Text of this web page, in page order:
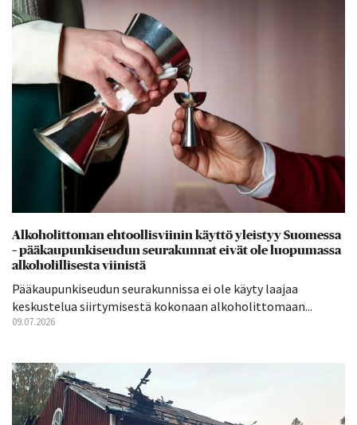
Alkoholittoman ehtoollisviinin käyttö yleistyy Suomessa
– pääkaupunkiseudun seurakunnat eivät ole luopumassa
alkoholillisesta viinistä
Pääkaupunkiseudun seurakunnissa ei ole käyty laajaa
keskustelua siirtymisestä kokonaan alkoholittomaan...
09.07.2026